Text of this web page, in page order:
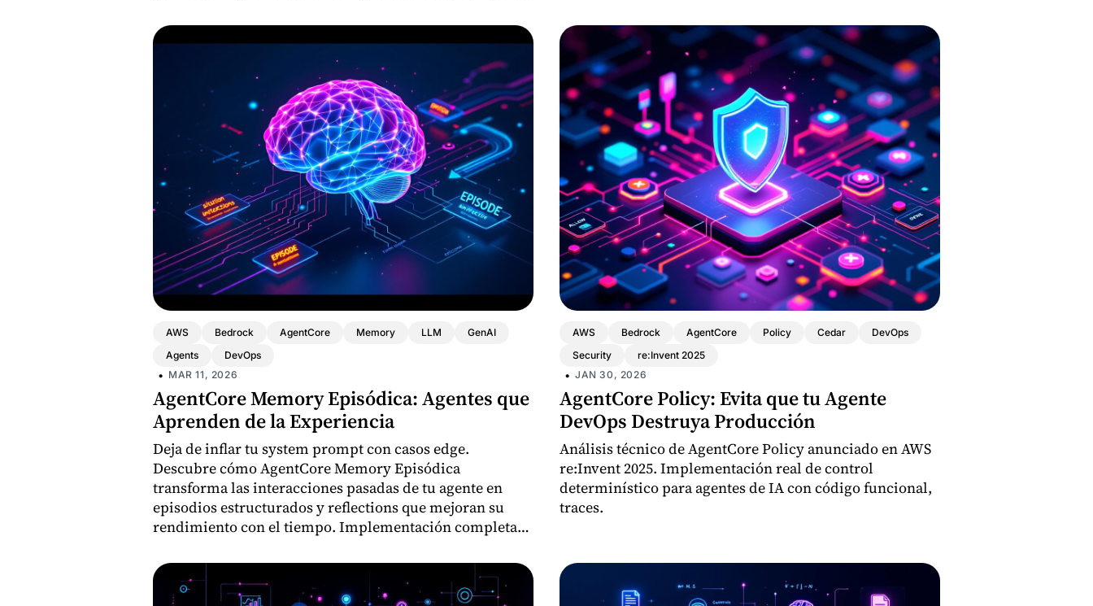
AWS Bedrock AgentCore Memory LLM
GenAI
Agents
DevOps
• MAR 11, 2026
AgentCore Memory Episódica: Agentes que
Aprenden de la Experiencia
Deja de inflar tu system prompt con casos edge.
Descubre cómo AgentCore Memory Episódica
transforma las interacciones pasadas de tu agente en
episodios estructurados y reflections que mejoran su
rendimiento con el tiempo. Implementación completa
AWS Bedrock AgentCore Policy Cedar
DevOps
Security
re:Invent 2025
• JAN 30, 2026
AgentCore Policy: Evita que tu Agente
DevOps Destruya Producción
Análisis técnico de AgentCore Policy anunciado en AWS
re:Invent 2025. Implementación real de control
determinístico para agentes de IA con código funcional,
traces.